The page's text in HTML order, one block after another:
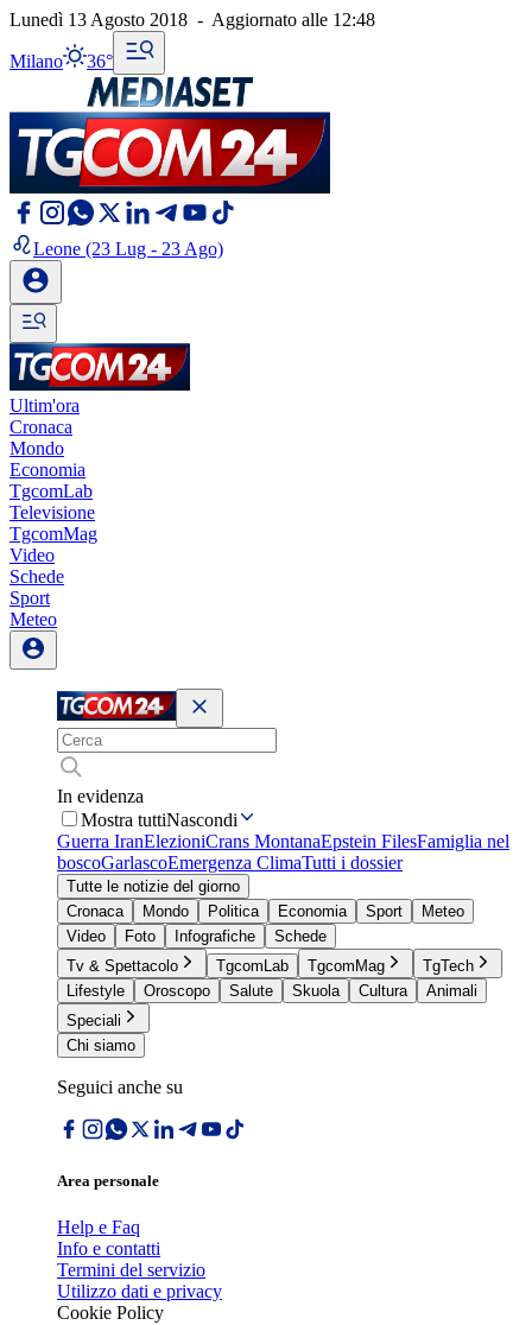
Lunedì 13 Agosto 2018 - Aggiornato alle 12:48
Milano 36°
Leone (23 Lug - 23 Ago)
Ultim'ora
Cronaca
Mondo
Economia
TgcomLab
Televisione
TgcomMag
Video
Schede
Sport
Meteo
In evidenza
Mostra tuttiNascondi
Guerra IranElezioniCrans MontanaEpstein FilesFamiglia nel
boscoGarlascoEmergenza ClimaTutti i dossier
Tutte le notizie del giorno
Cronaca
Mondo Politica Economia Sport
Meteo
Video
Foto Infografiche
Schede
Tv & Spettacolo
TgcomLab TgcomMag
TgTech
Lifestyle
Oroscopo Salute Skuola Cultura
Animali
Speciali
Chi siamo
Seguici anche su
Area personale
Help e Faq
Info e contatti
Termini del servizio
Utilizzo dati e privacy
Cookie Policy